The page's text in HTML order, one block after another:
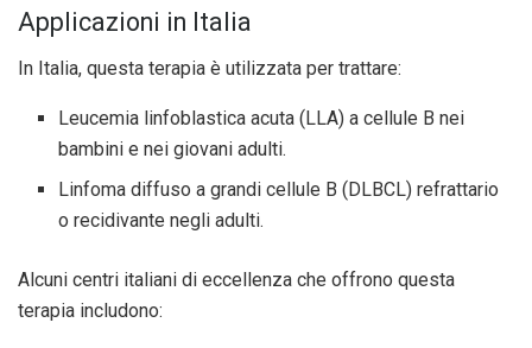
Applicazioni in Italia
In Italia, questa terapia è utilizzata per trattare:
Leucemia linfoblastica acuta (LLA) a cellule B nei
bambini e nei giovani adulti.
Linfoma diffuso a grandi cellule B (DLBCL) refrattario
o recidivante negli adulti.
Alcuni centri italiani di eccellenza che offrono questa
terapia includono: